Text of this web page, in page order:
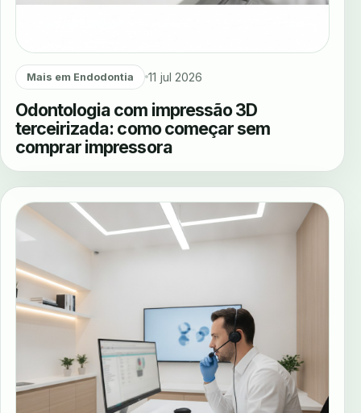
Mais em Endodontia 11 jul 2026
Odontologia com impressão 3D
terceirizada: como começar sem
comprar impressora